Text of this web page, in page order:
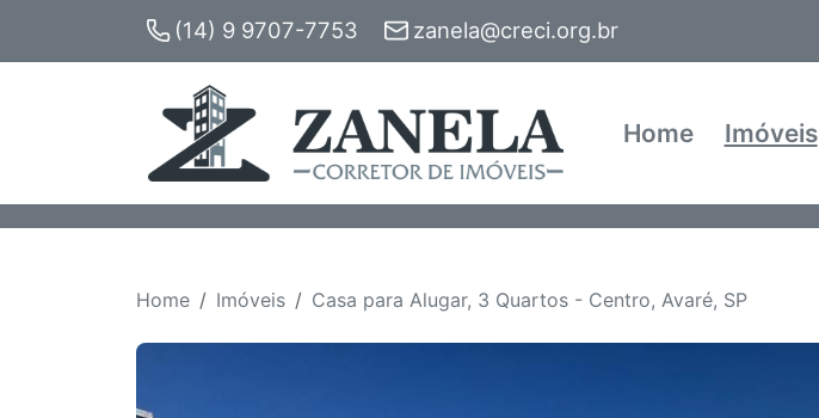
(14) 9 9707-7753 zanela@creci.org.br
Home Imóveis
Home Imóveis Casa para Alugar, 3 Quartos - Centro, Avaré, SP